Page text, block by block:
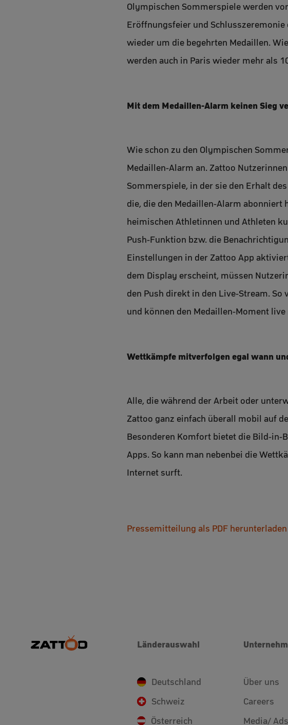
Olympischen Sommerspiele werden
Eröffnungsfeier und
wieder um die begehrten Medaillen.
werden auch in Paris wieder mehr als
Mit dem Medaillen-Alarm keinen Sieg
Wie schon zu den Olympischen
Medaillen-Alarm an. Zattoo
Sommerspiele, in der sie den Erhalt
die, die den Medaillen-Alarm abonniert
heimischen Athletinnen und Athleten
Push-Funktion bzw. die
Einstellungen in der Zattoo App
dem Display erscheint, müssen
den Push direkt in den Live-Stream.
und können den Medaillen-Moment
Wettkämpfe mitverfolgen egal wann
Alle, die während der Arbeit oder
Zattoo ganz einfach überall mobil auf
Besonderen Komfort bietet die Bild-in-
Apps. So kann man nebenbei die
Internet surft.
Pressemitteilung als PDF herunterladen
Länderauswahl
Deutschland
Schweiz
Österreich
Über uns
Careers
Media/ Ads